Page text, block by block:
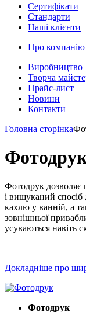
Сертифікати
Стандарти
Наші клієнти
Про компанію
Виробництво
Творча
Прайс-лист
Новини
Контакти
Головна сторінка
Фотодрук дозволяє
і вишуканий спосіб
кахлю у ванній, а
зовнішньої
усуваються навіть
Докладніше про
Фотодрук